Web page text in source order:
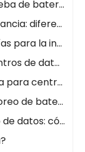
Monitoreo de batería versus prueba de batería: diferencias y casos de uso
Resistencia interna versus impedancia: diferencias clave para el estado de la batería
Sistemas de monitoreo de baterías para la industria del petróleo y el gas
Lecciones sobre incendios en centros de datos de NorthC: por qué el monitoreo de la batería en tiempo real es fundamental
Los mejores monitores de batería para centros de datos
Cómo elegir el sistema de monitoreo de batería adecuado para centros de datos (2026)
Incendio de batería en un centro de datos: cómo prevenirlo con un sistema de monitoreo de batería